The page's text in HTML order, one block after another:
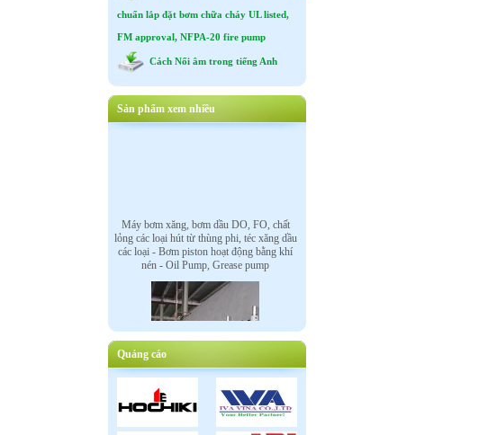
chuẩn lắp đặt bơm chữa cháy UL listed,
FM approval, NFPA-20 fire pump
Cách Nối âm trong tiếng Anh
Sản phẩm xem nhiều
Máy bơm xăng, bơm dầu DO, FO, chất
lỏng các loại hút từ thùng phi, téc xăng dầu
các loại - Bơm piston hoạt động bằng khí
nén - Oil Pump, Grease pump
Quảng cáo